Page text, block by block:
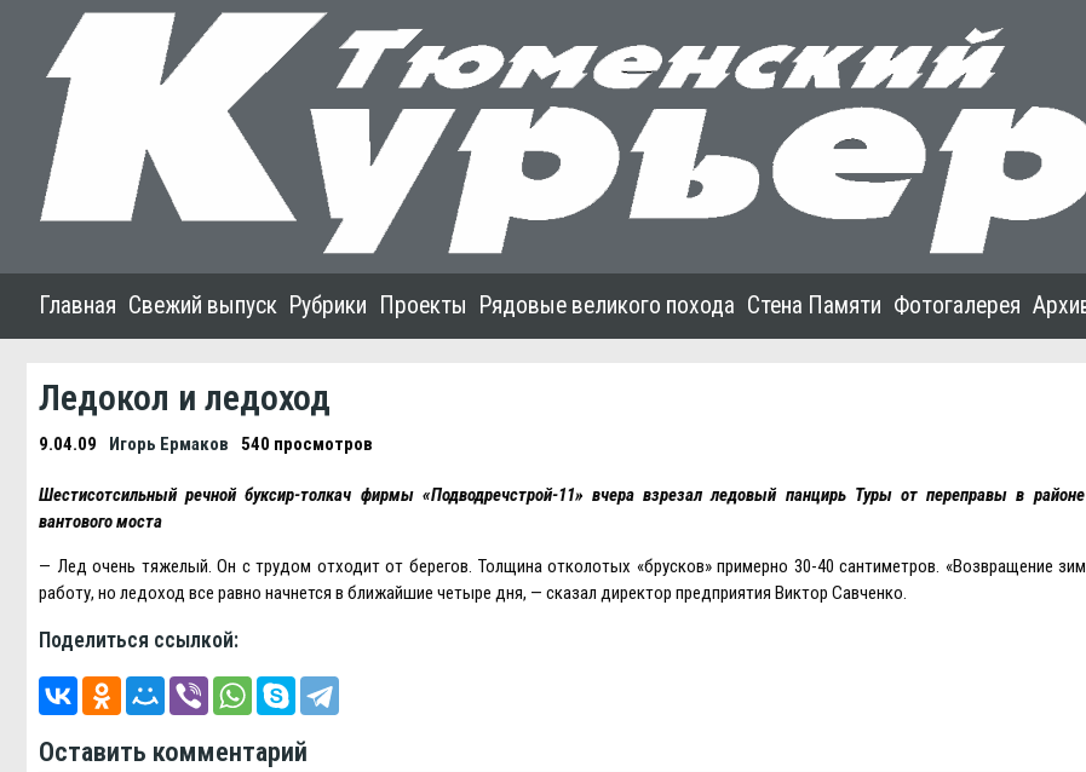
Главная Свежий выпуск Рубрики Проекты Рядовые великого похода Стена Памяти Фотогалерея
Ледокол и ледоход
9.04.09 Игорь Ермаков 540 просмотров
Шестисотсильный речной буксир-толкач фирмы «Подводречстрой-11» вчера взрезал ледовый панцирь Туры от переправы в
вантового моста
— Лед очень тяжелый. Он с трудом отходит от берегов. Толщина отколотых «брусков» примерно 30-40 сантиметров. «Возвращение
работу, но ледоход все равно начнется в ближайшие четыре дня, — сказал директор предприятия Виктор Савченко.
Поделиться ссылкой:
Оставить комментарий